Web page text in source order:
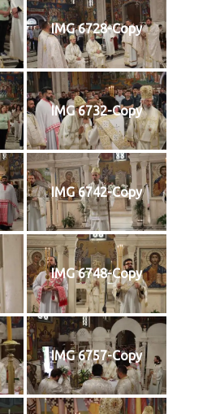
IMG 6728-Copy
IMG 6732-Copy
IMG 6742-Copy
IMG 6748-Copy
IMG 6757-Copy